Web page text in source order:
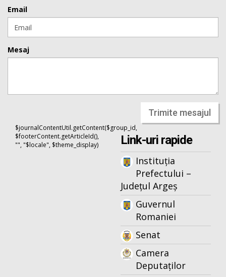
Email
Mesaj
Trimite mesajul
$journalContentUtil.getContent($group_id,
$footerContent.getArticleId(),
"", "$locale", $theme_display)
Link-uri rapide
Instituția
Prefectului –
Județul Argeș
Guvernul
Romaniei
Senat
Camera
Deputaților